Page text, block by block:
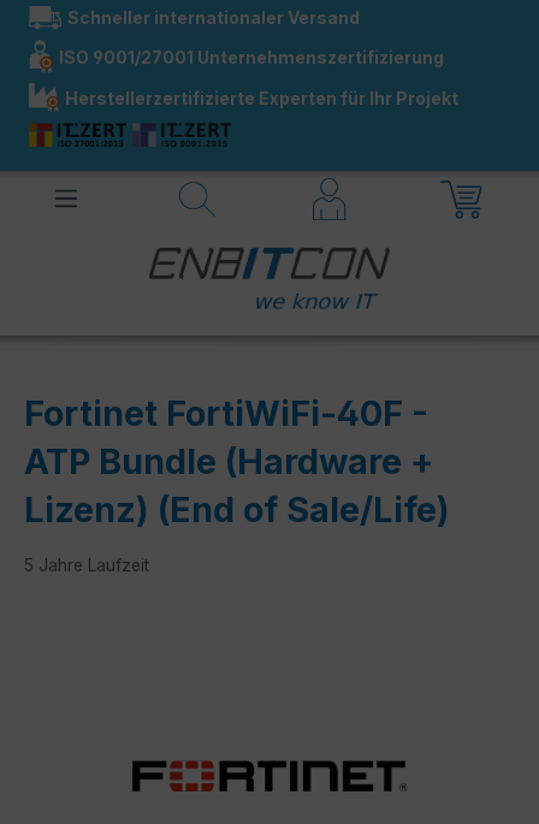
springen
Schneller internationaler Versand
ISO 9001/27001 Unternehmenszertifizierung
Herstellerzertifizierte Experten für Ihr Projekt
Fortinet FortiWiFi-40F -
ATP Bundle (Hardware +
Lizenz) (End of Sale/Life)
5 Jahre Laufzeit